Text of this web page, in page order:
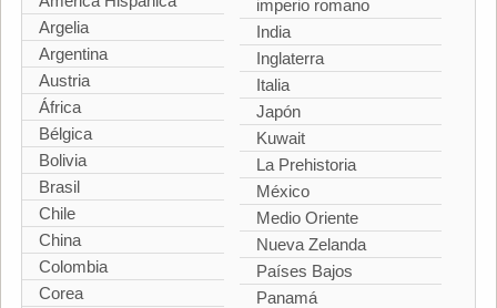
Argelia
Argentina
Austria
África
Bélgica
Bolivia
Brasil
Chile
China
Colombia
Corea
imperio romano
India
Inglaterra
Italia
Japón
Kuwait
La Prehistoria
México
Medio Oriente
Nueva Zelanda
Países Bajos
Panamá